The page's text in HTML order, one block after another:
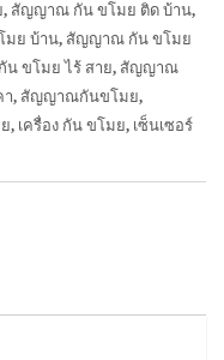
, สัญญาณ กัน ขโมย ติด บ้าน,
ย บ้าน, สัญญาณ กัน ขโมย
ขโมย ไร้ สาย, สัญญาณ
, สัญญาณกันขโมย,
, เครื่อง กัน ขโมย, เซ็นเซอร์